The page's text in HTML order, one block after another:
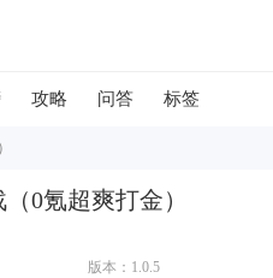
攻略 问答 标签
0氪超爽打金）
版本：1.0.5